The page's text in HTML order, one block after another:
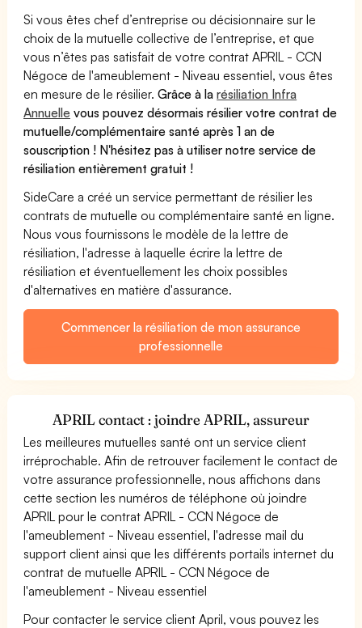
Si vous êtes chef d’entreprise ou décisionnaire sur le
choix de la mutuelle collective de l’entreprise, et que
vous n’êtes pas satisfait de votre contrat APRIL - CCN
Négoce de l'ameublement - Niveau essentiel, vous êtes
en mesure de le résilier.Grâce à larésiliation Infra
Annuelle vous pouvez désormais résilier votre contrat de
mutuelle/complémentaire santé après 1 an de
souscription ! N'hésitez pas à utiliser notre service de
résiliation entièrement gratuit !
SideCare a créé un service permettant de résilier les
contrats de mutuelle ou complémentaire santé en ligne.
Nous vous fournissons le modèle de la lettre de
résiliation, l'adresse à laquelle écrire la lettre de
résiliation et éventuellement les choix possibles
d'alternatives en matière d'assurance.
Commencer la résiliation de mon assurance
professionnelle
APRIL contact : joindre APRIL, assureur
Les meilleures mutuelles santé ont un service client
irréprochable. Afin de retrouver facilement le contact de
votre assurance professionnelle, nous affichons dans
cette section les numéros de téléphone où joindre
APRIL pour le contrat APRIL - CCN Négoce de
l'ameublement - Niveau essentiel, l'adresse mail du
support client ainsi que les différents portails internet du
contrat de mutuelle APRIL - CCN Négoce de
l'ameublement - Niveau essentiel
Pour contacter le service client April, vous pouvez les